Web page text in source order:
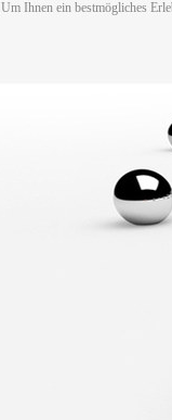
Um Ihnen ein bestmögliches